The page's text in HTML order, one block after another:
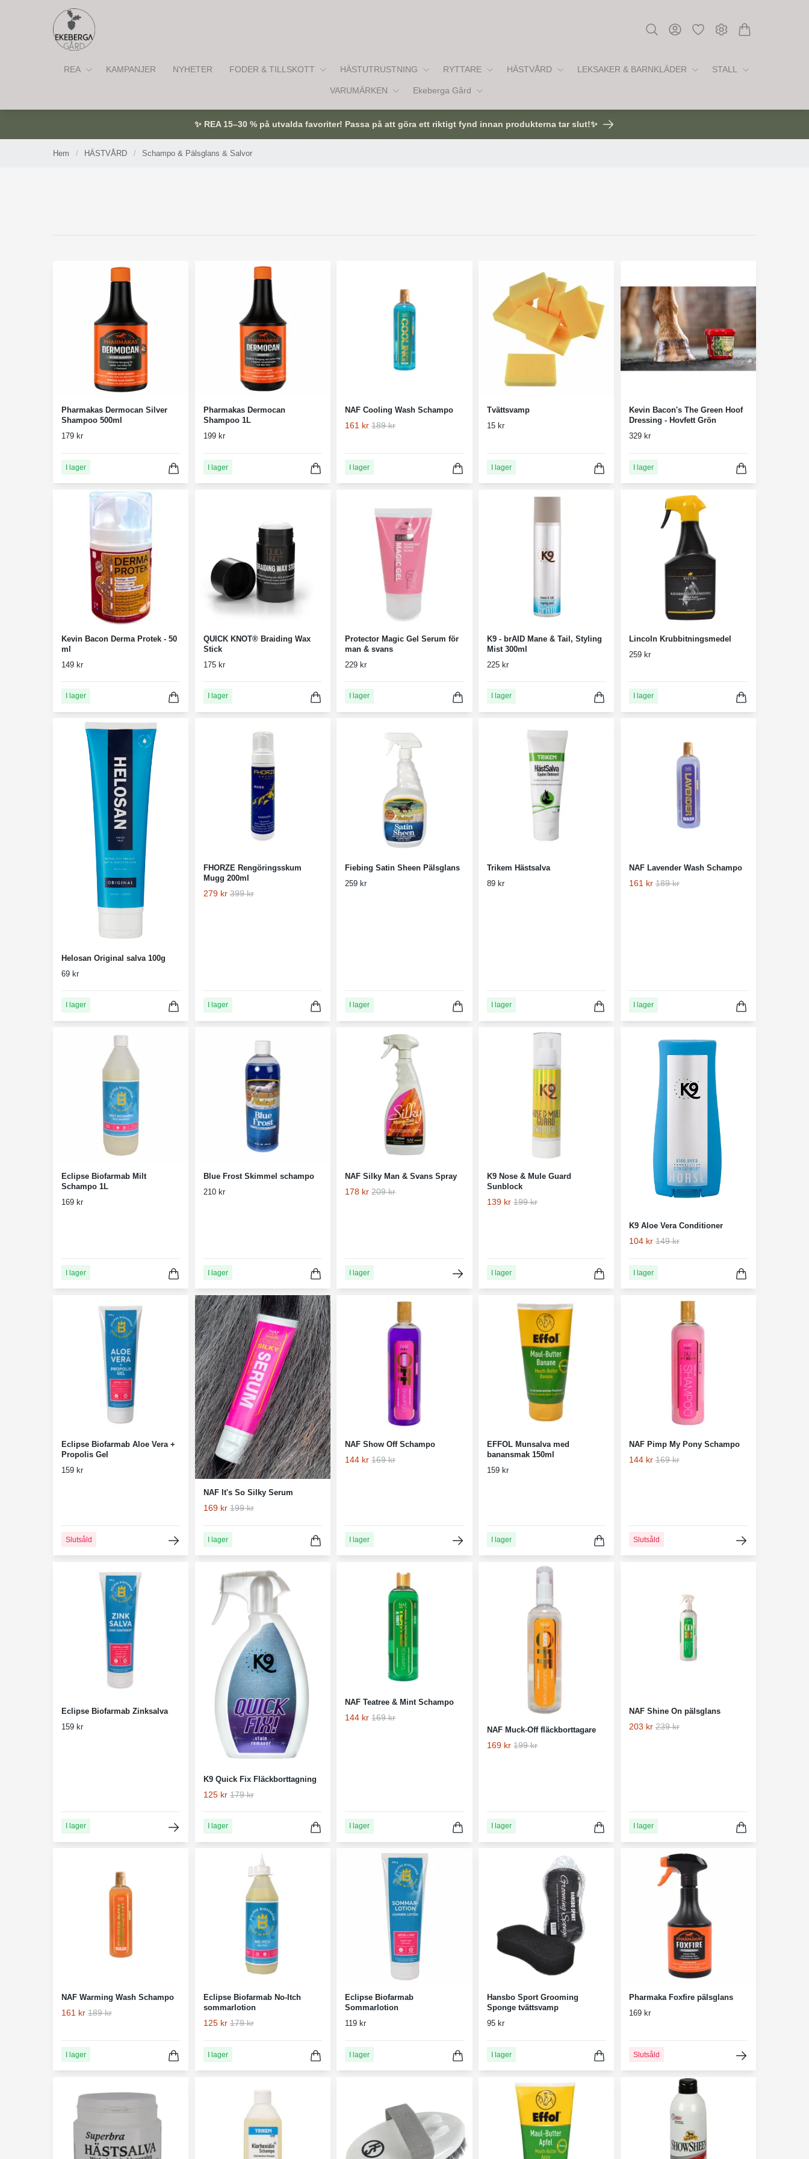
REA KAMPANJER NYHETER FODER & TILLSKOTT HÄSTUTRUSTNING RYTTARE HÄSTVÅRD LEKSAKER & BARNKLÄDER STALL
VARUMÄRKEN Ekeberga Gård
✨ REA 15–30 % på utvalda favoriter! Passa på att göra ett riktigt fynd innan produkterna tar slut!✨
Hem / HÄSTVÅRD / Schampo & Pälsglans & Salvor
Pharmakas Dermocan Silver
Shampoo 500ml
179 kr
I lager
Pharmakas Dermocan
Shampoo 1L
199 kr
I lager
NAF Cooling Wash Schampo
161 kr 189 kr
I lager
Tvättsvamp
15 kr
I lager
Kevin Bacon's The Green Hoof
Dressing - Hovfett Grön
329 kr
I lager
Kevin Bacon Derma Protek - 50
ml
149 kr
I lager
QUICK KNOT® Braiding Wax
Stick
175 kr
I lager
Protector Magic Gel Serum för
man & svans
229 kr
I lager
K9 - brAID Mane & Tail, Styling
Mist 300ml
225 kr
I lager
Lincoln Krubbitningsmedel
259 kr
I lager
Helosan Original salva 100g
69 kr
I lager
FHORZE Rengöringsskum
Mugg 200ml
279 kr 399 kr
I lager
Fiebing Satin Sheen Pälsglans
259 kr
I lager
Trikem Hästsalva
89 kr
I lager
NAF Lavender Wash Schampo
161 kr 189 kr
I lager
Eclipse Biofarmab Milt
Schampo 1L
169 kr
I lager
Blue Frost Skimmel schampo
210 kr
I lager
NAF Silky Man & Svans Spray
178 kr 209 kr
I lager
K9 Nose & Mule Guard
Sunblock
139 kr 199 kr
I lager
K9 Aloe Vera Conditioner
104 kr 149 kr
I lager
Eclipse Biofarmab Aloe Vera +
Propolis Gel
159 kr
Slutsåld
NAF It's So Silky Serum
169 kr 199 kr
I lager
NAF Show Off Schampo
144 kr 169 kr
I lager
EFFOL Munsalva med
banansmak 150ml
159 kr
I lager
NAF Pimp My Pony Schampo
144 kr 169 kr
Slutsåld
Eclipse Biofarmab Zinksalva
159 kr
I lager
K9 Quick Fix Fläckborttagning
125 kr 179 kr
I lager
NAF Teatree & Mint Schampo
144 kr 169 kr
I lager
NAF Muck-Off fläckborttagare
169 kr 199 kr
I lager
NAF Shine On pälsglans
203 kr 239 kr
I lager
NAF Warming Wash Schampo
161 kr 189 kr
I lager
Eclipse Biofarmab No-Itch
sommarlotion
125 kr 179 kr
I lager
Eclipse Biofarmab
Sommarlotion
119 kr
I lager
Hansbo Sport Grooming
Sponge tvättsvamp
95 kr
I lager
Pharmaka Foxfire pälsglans
169 kr
Slutsåld